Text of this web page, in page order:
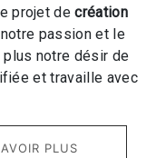
projet decréation
passion et le
notre désir de
et travaille avec
PLUS